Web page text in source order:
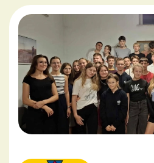
Krucjata Wyzwolenia
Róże Różańcowe
Crucis Splendor
Zakon Rycerzy Jana